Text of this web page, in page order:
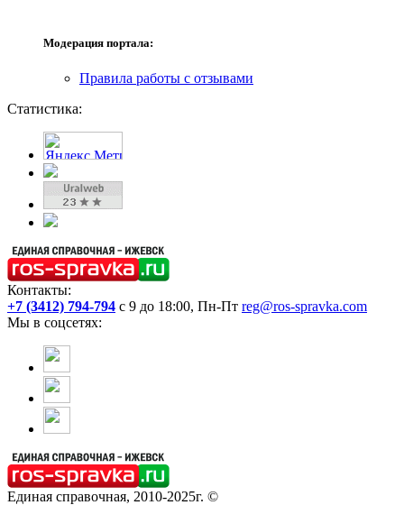
Модерация портала:
Правила работы с отзывами
Статистика:
Контакты:
+7 (3412) 794-794 с 9 до 18:00, Пн-Пт reg@ros-spravka.com
Мы в соцсетях:
Единая справочная, 2010-2025г. ©